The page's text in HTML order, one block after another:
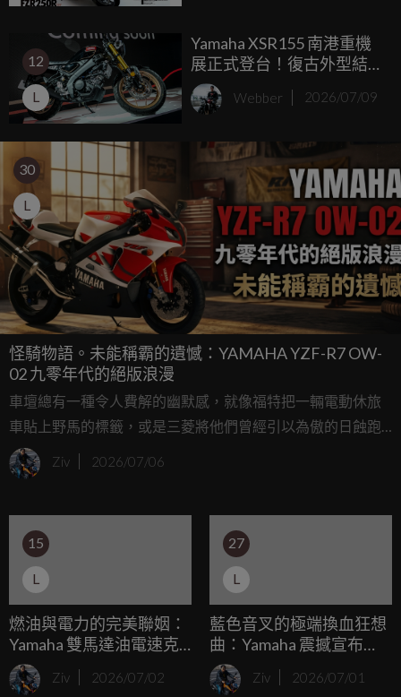
12
L
Yamaha XSR155 南港重機
展正式登台！復古外型結
合 VVA 動力，白牌輕檔市
場再添新選擇
Webber 2026/07/09
30
L
怪騎物語。未能稱霸的遺憾：YAMAHA YZF-R7 OW-
02 九零年代的絕版浪漫
車壇總有一種令人費解的幽默感，就像福特把一輛電動休旅
車貼上野馬的標籤，或是三菱將他們曾經引以為傲的日蝕跑
車，變成了一台了無生趣的跨界休旅；當 YAMAHA 在前幾
年推出搭載並列雙缸引擎的現代版 YZF-R7 時，許多新生代車
這個名字的重量，顯然不是 73 匹馬力可以輕易承載的。
Ziv 2026/07/06
15
L
燃油與電力的完美聯姻：
Yamaha 雙馬達油電速克
達專利曝光，這次終於不
是狼來了？
Ziv 2026/07/02
27
L
藍色音叉的極端換血狂想
曲：Yamaha 震撼宣布
Jorge Martin 與小椋藍加
盟！
Ziv 2026/07/01